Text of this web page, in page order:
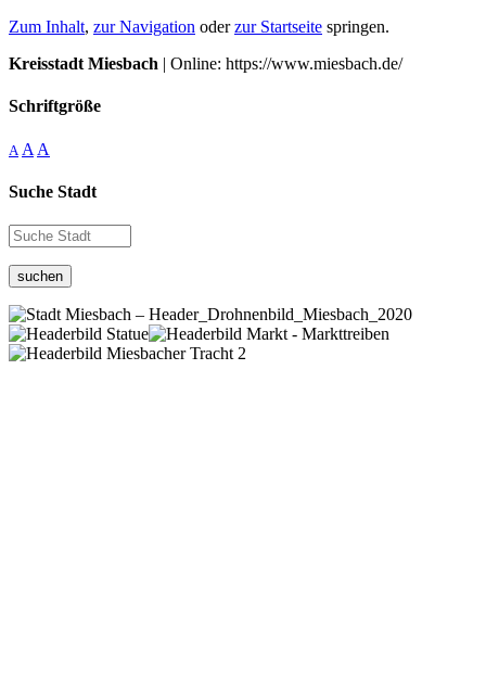
Zum Inhalt, zur Navigation oderzur Startseite springen.
Kreisstadt Miesbach | Online: https://www.miesbach.de/
Schriftgröße
A A A
Suche Stadt
suchen